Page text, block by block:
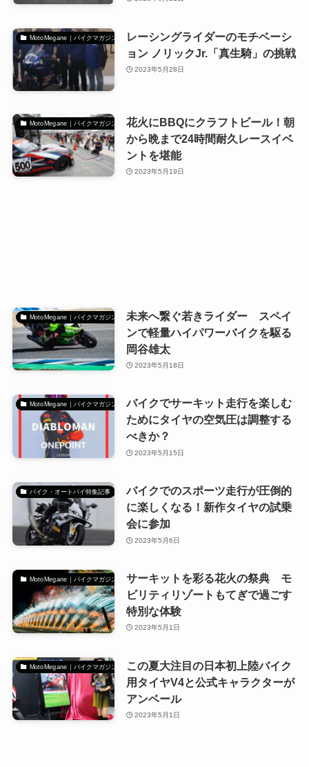
MotoMegane｜バイクマガジン
レーシングライダーのモチベーシ
ョン ノリックJr.「真生騎」の挑戦
2023年5月28日
MotoMegane｜バイクマガジン
花火にBBQにクラフトビール！朝
から晩まで24時間耐久レースイベ
ントを堪能
2023年5月19日
MotoMegane｜バイクマガジン
未来へ繋ぐ若きライダー スペイ
ンで軽量ハイパワーバイクを駆る
岡谷雄太
2023年5月18日
MotoMegane｜バイクマガジン
バイクでサーキット走行を楽しむ
ためにタイヤの空気圧は調整する
べきか？
2023年5月15日
バイク・オートバイ特集記事
バイクでのスポーツ走行が圧倒的
に楽しくなる！新作タイヤの試乗
会に参加
2023年5月6日
MotoMegane｜バイクマガジン
サーキットを彩る花火の祭典 モ
ビリティリゾートもてぎで過ごす
特別な体験
2023年5月1日
MotoMegane｜バイクマガジン
この夏大注目の日本初上陸バイク
用タイヤV4と公式キャラクターが
アンベール
2023年5月1日